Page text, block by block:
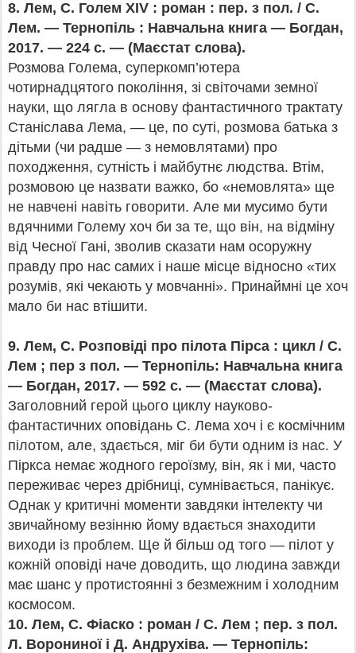
8. Лем, С. Голем XIV : роман : пер. з пол. / С.
Лем. — Тернопіль : Навчальна книга — Богдан,
2017. — 224 с. — (Маєстат слова).
Розмова Голема, суперкомп’ютера
чотирнадцятого покоління, зі світочами земної
науки, що лягла в основу фантастичного трактату
Станіслава Лема, — це, по суті, розмова батька з
дітьми (чи радше — з немовлятами) про
походження, сутність і майбутнє людства. Втім,
розмовою це назвати важко, бо «немовлята» ще
не навчені навіть говорити. Але ми мусимо бути
вдячними Голему хоч би за те, що він, на відміну
від Чесної Гані, зволив сказати нам осоружну
правду про нас самих і наше місце відносно «тих
розумів, які чекають у мовчанні». Принаймні це хоч
мало би нас втішити.
9. Лем, С. Розповіді про пілота Пірса : цикл / С.
Лем ; пер з пол. — Тернопіль: Навчальна книга
— Богдан, 2017. — 592 с. — (Маєстат слова).
Заголовний герой цього циклу науково-
фантастичних оповідань С. Лема хоч і є космічним
пілотом, але, здається, міг би бути одним із нас. У
Піркса немає жодного героїзму, він, як і ми, часто
переживає через дрібниці, сумнівається, панікує.
Однак у критичні моменти завдяки інтелекту чи
звичайному везінню йому вдається знаходити
виходи із проблем. Ще й більш од того — пілот у
кожній оповіді наче доводить, що людина завжди
має шанс у протистоянні з безмежним і холодним
космосом.
10. Лем, С. Фіаско : роман / С. Лем ; пер. з пол.
Л. Ворониної і Д. Андрухіва. — Тернопіль: